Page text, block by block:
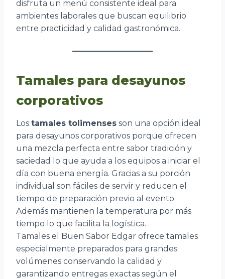
disfruta un menú consistente ideal para
ambientes laborales que buscan equilibrio
entre practicidad y calidad gastronómica.
Tamales para desayunos
corporativos
Los tamales tolimenses son una opción ideal
para desayunos corporativos porque ofrecen
una mezcla perfecta entre sabor tradición y
saciedad lo que ayuda a los equipos a iniciar el
día con buena energía. Gracias a su porción
individual son fáciles de servir y reducen el
tiempo de preparación previo al evento.
Además mantienen la temperatura por más
tiempo lo que facilita la logística.
Tamales el Buen Sabor Edgar ofrece tamales
especialmente preparados para grandes
volúmenes conservando la calidad y
garantizando entregas exactas según el